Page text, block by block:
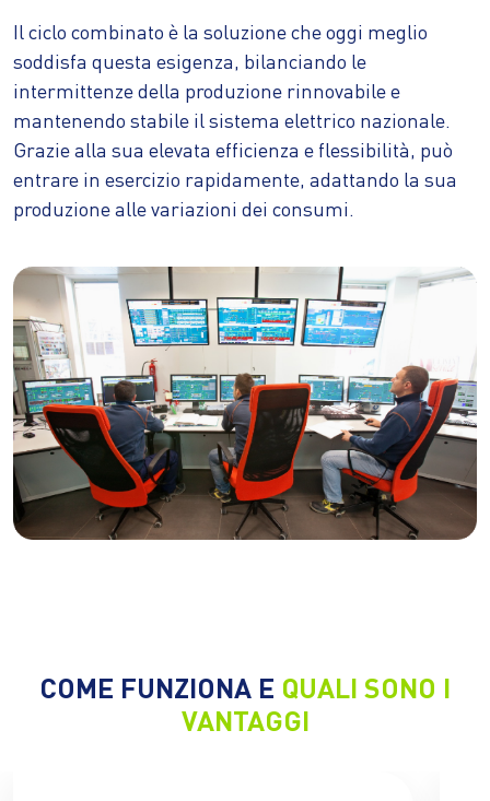
Il ciclo combinato è la soluzione che oggi meglio
soddisfa questa esigenza, bilanciando le
intermittenze della produzione rinnovabile e
mantenendo stabile il sistema elettrico nazionale.
Grazie alla sua elevata efficienza e flessibilità, può
entrare in esercizio rapidamente, adattando la sua
produzione alle variazioni dei consumi.
COME FUNZIONA E QUALI SONO I
VANTAGGI